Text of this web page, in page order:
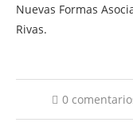
Nuevas Formas
Rivas.
0